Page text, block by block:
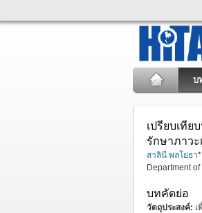
บ
เปรียบเทีย
รักษาภาว
สาลินี พลโยธา
Department
บทคัดย่อ
วัตถุประสงค์: เ